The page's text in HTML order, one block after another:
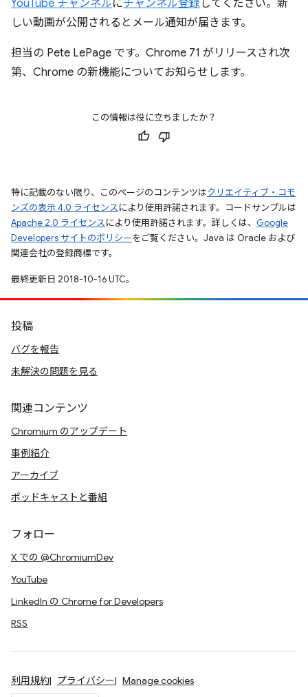
YouTube チャンネルにチャンネル登録 してください。新
しい動画が公開されるとメール通知が届きます。
担当の Pete LePage です。Chrome 71 がリリースされ次
第、Chrome の新機能についてお知らせします。
この情報は役に立ちましたか？
特に記載のない限り、このページのコンテンツはクリエイティブ・コモ
ンズの表示 4.0 ライセンスにより使用許諾されます。コードサンプルは
Apache 2.0 ライセンスにより使用許諾されます。詳しくは、 Google
Developers サイトのポリシーをご覧ください。Java は Oracle および
関連会社の登録商標です。
最終更新日 2018-10-16 UTC。
投稿
バグを報告
未解決の問題を見る
関連コンテンツ
Chromium のアップデート
事例紹介
アーカイブ
ポッドキャストと番組
フォロー
X での @ChromiumDev
YouTube
LinkedIn の Chrome for Developers
RSS
利用規約 プライバシー Manage cookies